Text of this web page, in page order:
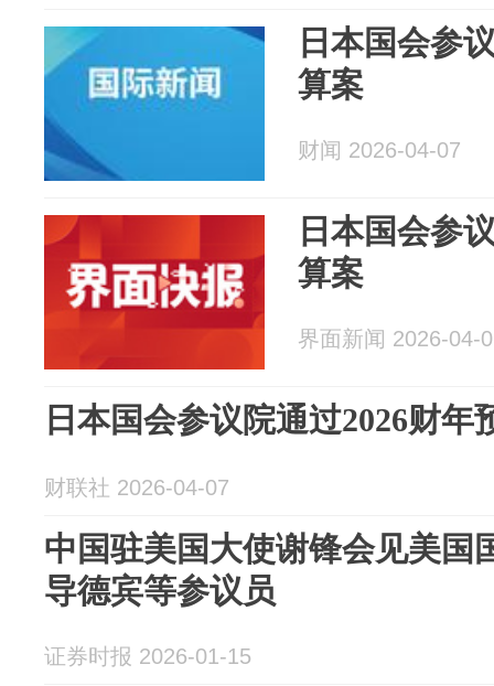
日本国会参
算案
财闻 2026-04-07
日本国会参
算案
界面新闻 2026-04-
日本国会参议院通过2026财年
财联社 2026-04-07
中国驻美国大使谢锋会见美国
导德宾等参议员
证券时报 2026-01-15